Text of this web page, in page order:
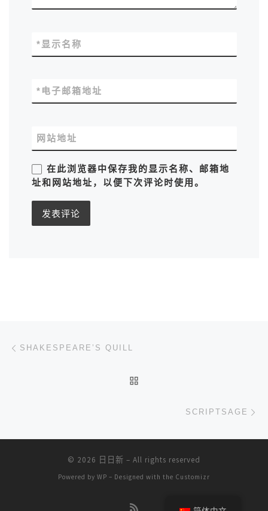
显示名称
*
电子邮箱地址
*
网站地址
在此浏览器中保存我的显示名称、邮箱地
址和网站地址，以便下次评论时使用。
文章导航
SHAKESPEARE’S QUILL
SCRIPTSAGE
© 2026 日日新 – All rights reserved
Powered by WP – Designed with the Customizr